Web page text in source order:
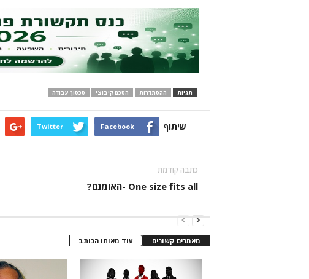
תגיות ההסתדרות הסכם קיבוצי סכסוך עבודה
שיתוף Facebook
Twitter
כתבה קודמת
One size fits all -האומנם?
מאמרים קשורים עוד מאותו הכותב